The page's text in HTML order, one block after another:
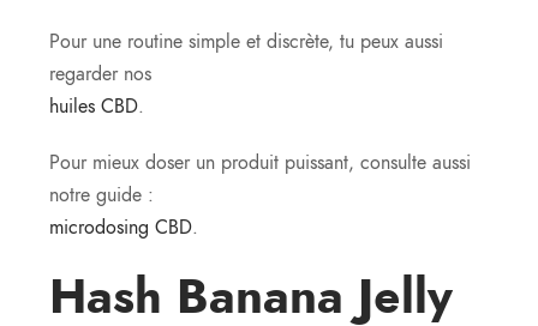
Pour une routine simple et discrète, tu peux aussi
regarder nos
huiles CBD.
Pour mieux doser un produit puissant, consulte aussi
notre guide :
microdosing CBD.
Hash Banana Jelly